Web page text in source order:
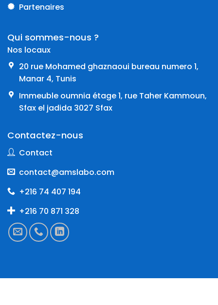
Partenaires
Qui sommes-nous ?
Nos locaux
20 rue Mohamed ghaznaoui bureau numero 1,
Manar 4, Tunis
Immeuble oumnia étage 1, rue Taher Kammoun,
Sfax el jadida 3027 Sfax
Contactez-nous
Contact
contact@amslabo.com
+216 74 407 194
+216 70 871 328